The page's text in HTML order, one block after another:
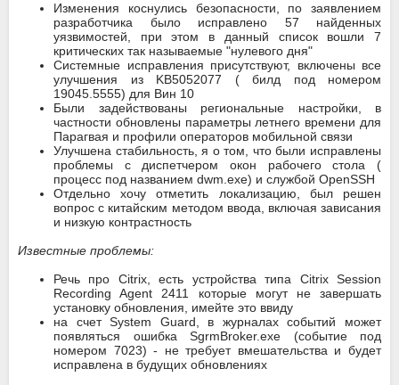
Изменения коснулись безопасности, по заявлением
разработчика было исправлено 57 найденных
уязвимостей, при этом в данный список вошли 7
критических так называемые "нулевого дня"
Системные исправления присутствуют, включены все
улучшения из KB5052077 ( билд под номером
19045.5555) для Вин 10
Были задействованы региональные настройки, в
частности обновлены параметры летнего времени для
Парагвая и профили операторов мобильной связи
Улучшена стабильность, я о том, что были исправлены
проблемы с диспетчером окон рабочего стола (
процесс под названием dwm.exe) и службой OpenSSH
Отдельно хочу отметить локализацию, был решен
вопрос с китайским методом ввода, включая зависания
и низкую контрастность
Известные проблемы:
Речь про Citrix, есть устройства типа Citrix Session
Recording Agent 2411 которые могут не завершать
установку обновления, имейте это ввиду
на счет System Guard, в журналах событий может
появляться ошибка SgrmBroker.exe (событие под
номером 7023) - не требует вмешательства и будет
исправлена в будущих обновлениях